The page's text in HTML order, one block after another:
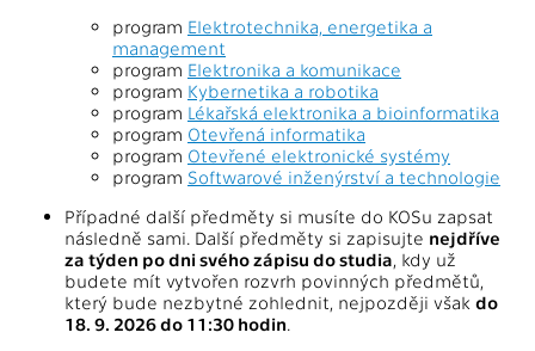
program Elektrotechnika, energetika a
management
program Elektronika a komunikace
program Kybernetika a robotika
program Lékařská elektronika a bioinformatika
program Otevřená informatika
program Otevřené elektronické systémy
program Softwarové inženýrství a technologie
Případné další předměty si musíte do KOSu zapsat
následně sami. Další předměty si zapisujte nejdříve
za týden po dni svého zápisu do studia, kdy už
budete mít vytvořen rozvrh povinných předmětů,
který bude nezbytné zohlednit, nejpozději však do
18. 9. 2026 do 11:30 hodin.